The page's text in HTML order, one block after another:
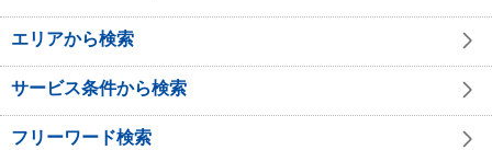
エリアから検索
サービス条件から検索
フリーワード検索